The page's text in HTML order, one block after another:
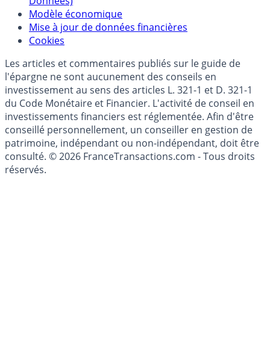
(RGPD - Règlement Général de Protection des
Données)
Modèle économique
Cookies
Les articles et commentaires publiés sur le guide de
l'épargne ne sont aucunement des conseils en
investissement au sens des articles L. 321-1 et D. 321-1
du Code Monétaire et Financier. L'activité de conseil en
investissements financiers est réglementée. Afin d'être
conseillé personnellement, un conseiller en gestion de
patrimoine, indépendant ou non-indépendant, doit être